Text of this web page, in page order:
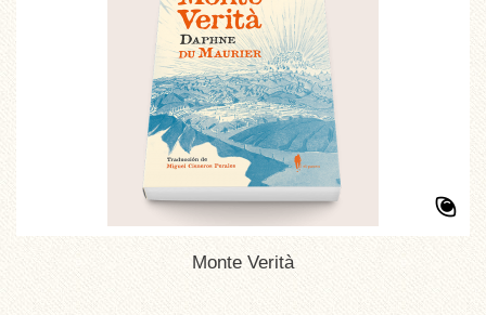
Monte Verità